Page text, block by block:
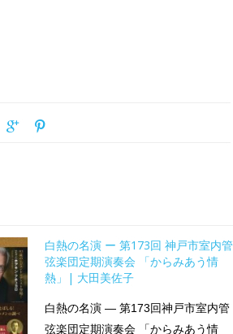
白熱の名演 ー 第173回 神戸市室内管
弦楽団定期演奏会 「からみあう情
熱」| 大田美佐子
白熱の名演 ― 第173回神戸市室内管
弦楽団定期演奏会 「からみあう情